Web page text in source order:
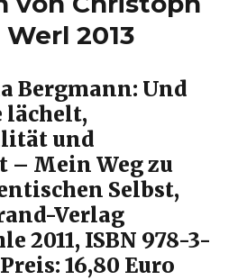
Rezension
Werl
2013
Bergmann: Und
lächelt,
und
Mein Weg zu
Selbst,
Verlag
2011, ISBN 978-3-
16,80 Euro